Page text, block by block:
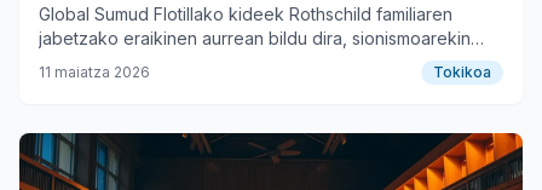
Global Sumud Flotillako kideek Rothschild familiaren
jabetzako eraikinen aurrean bildu dira, sionismoarekin
duten lotura salatzeko.
11 maiatza 2026 Tokikoa